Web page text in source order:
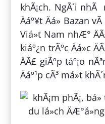
khÃ¡ch. NgÃ´i nhÃ
Äáº¥t Äá» Bazan
Viá»t Nam nhÆ°
kiáº¿n trÃºc Äá»c
ÄÃ£ giÃºp táº¡o
Äáº¹p cÃ³ má»t